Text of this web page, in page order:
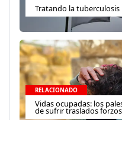
Tratando la
RELACIONADO
Vidas ocupadas: los
de sufrir traslados